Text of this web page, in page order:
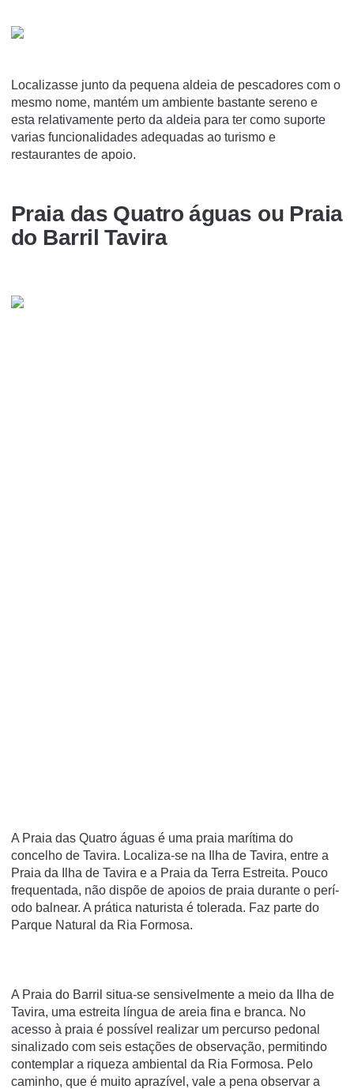
Localizasse junto da pequena aldeia de pescadores com o
mesmo nome, mantém um ambiente bastante sereno e
esta relativamente perto da aldeia para ter como suporte
varias funcionalidades adequadas ao turismo e
restaurantes de apoio.
Praia das Quatro águas ou Praia
do Barril Tavira
A Praia das Quatro águas é uma praia marí­tima do
concelho de Tavira. Localiza-se na Ilha de Tavira, entre a
Praia da Ilha de Tavira e a Praia da Terra Estreita. Pouco
frequentada, não dispõe de apoios de praia durante o perí­
odo balnear. A prática naturista é tolerada. Faz parte do
Parque Natural da Ria Formosa.
A Praia do Barril situa-se sensivelmente a meio da Ilha de
Tavira, uma estreita língua de areia fina e branca. No
acesso à praia é possível realizar um percurso pedonal
sinalizado com seis estações de observação, permitindo
contemplar a riqueza ambiental da Ria Formosa. Pelo
caminho, que é muito aprazível, vale a pena observar a